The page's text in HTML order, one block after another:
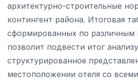
архитектурно-строительные
контингент района. Итоговая
сформированных по различным
позволит подвести итог
структурированное
местоположении отеля со